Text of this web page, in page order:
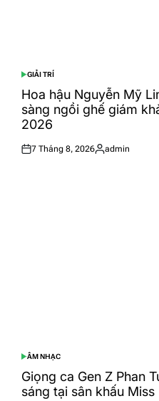
POSTED
IN
GIẢI TRÍ
Hoa hậu Nguyễn Mỹ
sàng ngồi ghế giám
2026
Posted
7 Tháng 8, 2026
Posted
admin
POSTED
IN
ÂM NHẠC
Giọng ca Gen Z Phan
sáng tại sân khấu